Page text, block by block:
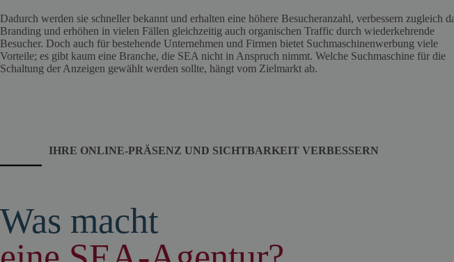
Dadurch werden sie schneller bekannt und erhalten eine höhere Besucheranzahl, verbessern zugleich
Branding und erhöhen in vielen Fällen gleichzeitig auch organischen Traffic durch wiederkehrende
Besucher. Doch auch für bestehende Unternehmen und Firmen bietet Suchmaschinenwerbung viele
Vorteile; es gibt kaum eine Branche, die SEA nicht in Anspruch nimmt. Welche Suchmaschine für die
Schaltung der Anzeigen gewählt werden sollte, hängt vom Zielmarkt ab.
IHRE ONLINE-PRÄSENZ UND SICHTBARKEIT VERBESSERN
Was macht